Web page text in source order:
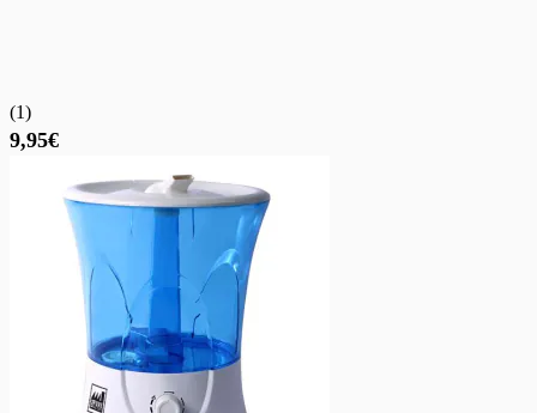
(1)
9,95€